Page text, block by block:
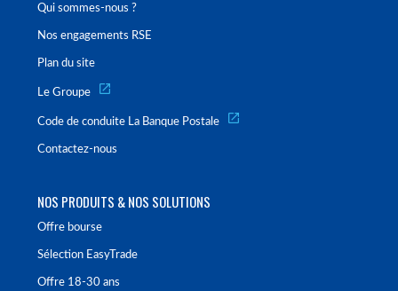
Qui sommes-nous ?
Nos engagements RSE
Plan du site
Le Groupe
Code de conduite La Banque Postale
Contactez-nous
NOS PRODUITS & NOS SOLUTIONS
Offre bourse
Sélection EasyTrade
Offre 18-30 ans